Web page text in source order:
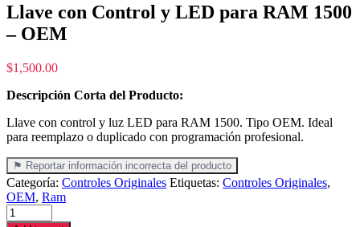
Llave con Control y LED para RAM 1500
– OEM
$1,500.00
Descripción Corta del Producto:
Llave con control y luz LED para RAM 1500. Tipo OEM. Ideal
para reemplazo o duplicado con programación profesional.
⚑ Reportar información incorrecta del producto
Categoría: Controles Originales Etiquetas: Controles Originales,
OEM, Ram
Llave